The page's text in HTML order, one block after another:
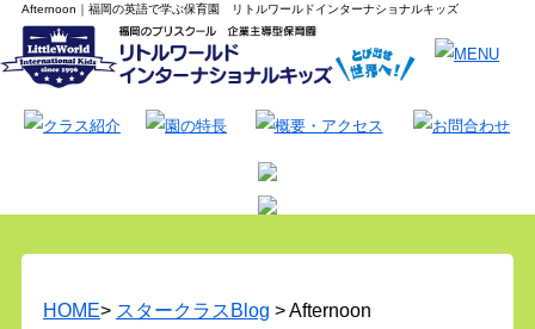
Afternoon｜福岡の英語で学ぶ保育園 リトルワールドインターナショナルキッズ
HOME> スタークラスBlog > Afternoon